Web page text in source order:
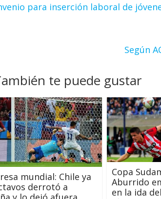
para inserción laboral de
Según
te puede gustar
mundial: Chile ya
derrotó a
Copa
Aburrido
en la ida